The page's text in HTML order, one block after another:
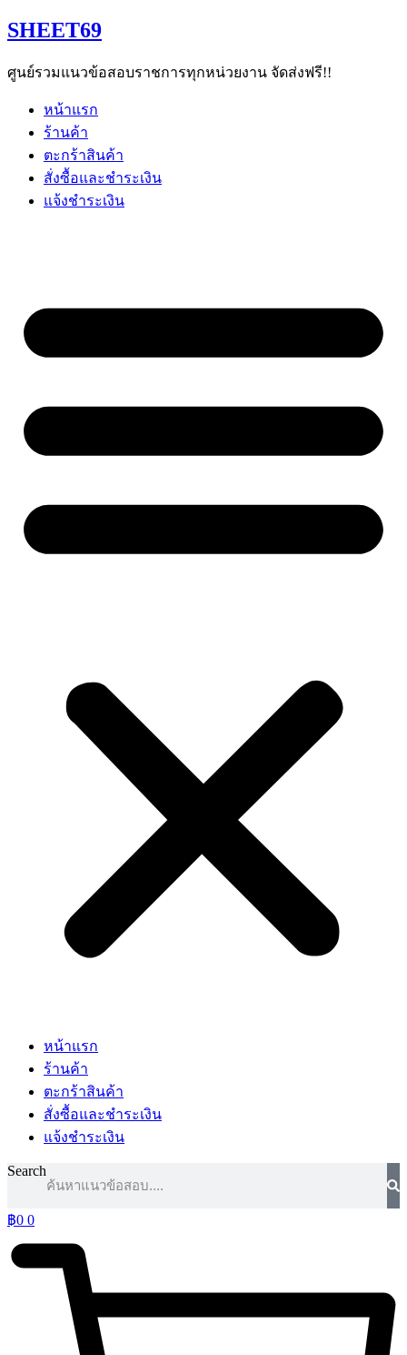
Skip
to
SHEET69
ศูนย์รวมแนวข้อสอบราชการทุกหน่วยงาน จัดส่งฟรี!!
หน้าแรก
ร้านค้า
ตะกร้าสินค้า
สั่งซื้อและชำระเงิน
แจ้งชำระเงิน
หน้าแรก
ร้านค้า
ตะกร้าสินค้า
สั่งซื้อและชำระเงิน
แจ้งชำระเงิน
Search
฿0 0